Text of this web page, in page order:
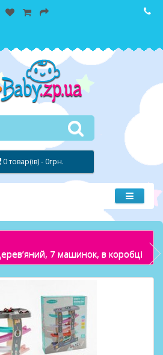
0 товар(ів) - 0грн.
7 машинок, в коробці